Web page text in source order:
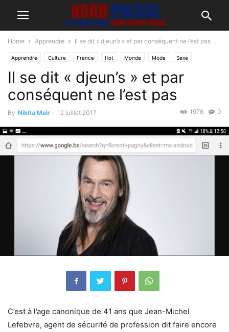
Home Apprendre Il se dit « djeun’s » et par conséquent ne l’est pas
Apprendre Culture France Hot Monde Mode Sexe
Il se dit « djeun’s » et par
conséquent ne l’est pas
By Nikita Mair - 12 juillet 2017 0
1976
C’est à l’age canonique de 41 ans que Jean-Michel
Lefebvre, agent de sécurité de profession dit faire encore